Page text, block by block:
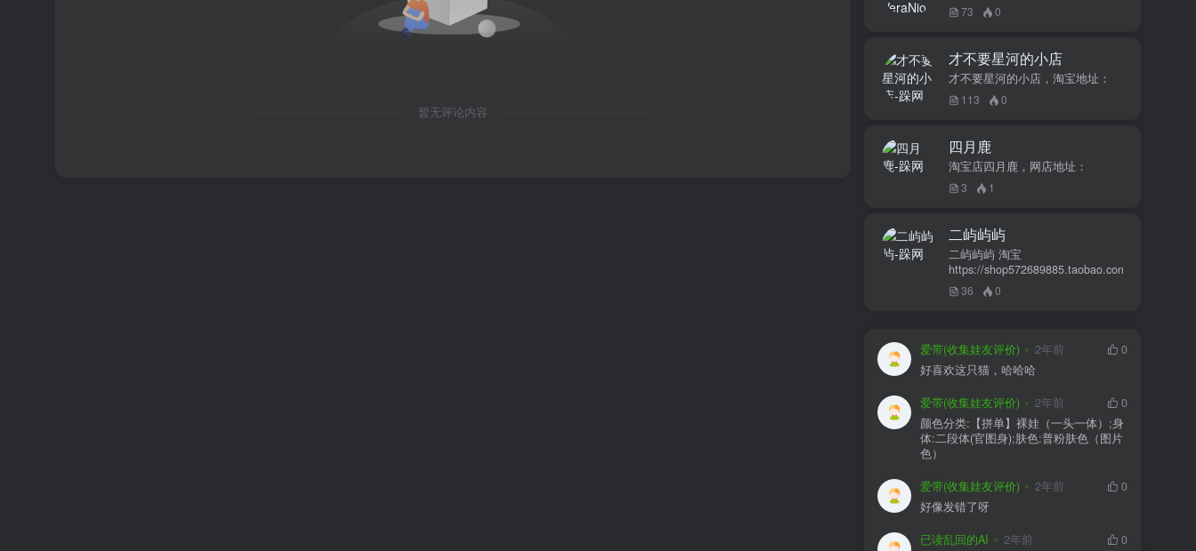
暂无评论内容
73 0
才不要星河的小店
才不要星河的小店，淘宝地址：
113 0
四月鹿
淘宝店四月鹿，网店地址：
3 1
二屿屿屿
二屿屿屿 淘宝
https://shop572689885.taobao.com
36 0
爱带(收集娃友评价) 2年前
0
好喜欢这只猫，哈哈哈
爱带(收集娃友评价) 2年前
0
颜色分类:【拼单】裸娃（一头一体）;身
体:二段体(官图身);肤色:普粉肤色（图片
色）
爱带(收集娃友评价) 2年前
0
好像发错了呀
已读乱回的AI 2年前
0